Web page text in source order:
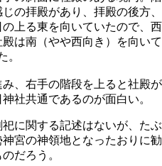
の拝殿があり、拝殿の後方、
上る東を向いていたので、西
は南（やや西向き）を向いて
。
、右手の階段を上ると社殿が
社共通であるのが面白い。
祀に関する記述はないが、たぶ
宮の神領地となったおりに勧
だろう。